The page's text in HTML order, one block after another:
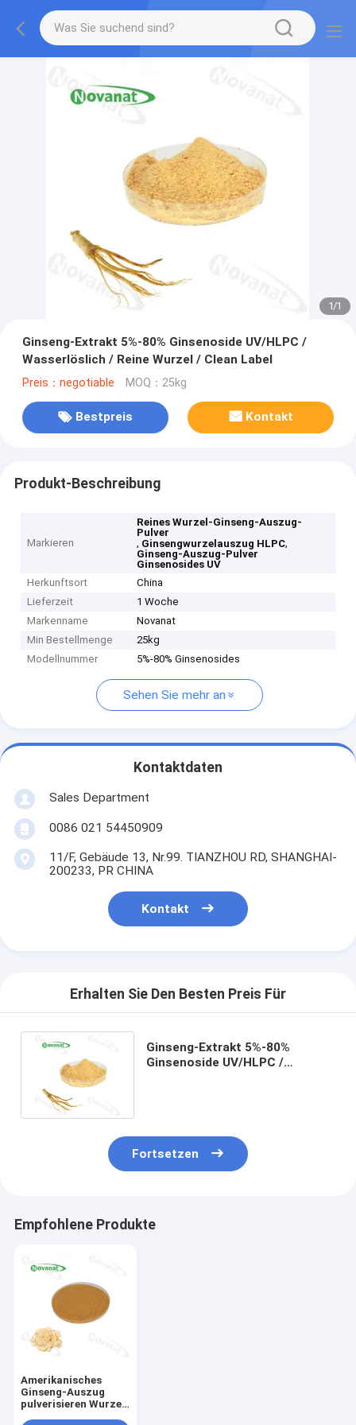
1/1
Ginseng-Extrakt 5%-80% Ginsenoside UV/HLPC /
Wasserlöslich / Reine Wurzel / Clean Label
Preis：negotiable MOQ：25kg
Bestpreis Kontakt
Produkt-Beschreibung
Markieren
Reines Wurzel-Ginseng-Auszug-
Pulver
, Ginsengwurzelauszug HLPC,
Ginseng-Auszug-Pulver
Ginsenosides UV
Herkunftsort
China
Lieferzeit
1 Woche
Markenname
Novanat
Min Bestellmenge
25kg
Modellnummer
5%-80% Ginsenosides
Sehen Sie mehr an
Kontaktdaten
Sales Department
0086 021 54450909
11/F, Gebäude 13, Nr.99. TIANZHOU RD, SHANGHAI-
200233, PR CHINA
Kontakt
Erhalten Sie Den Besten Preis Für
Ginseng-Extrakt 5%-80%
Ginsenoside UV/HLPC /
Fortsetzen
Empfohlene Produkte
Amerikanisches
Ginseng-Auszug
pulverisieren Wurzel